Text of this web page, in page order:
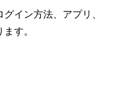
イン方法、アプリ、
す。